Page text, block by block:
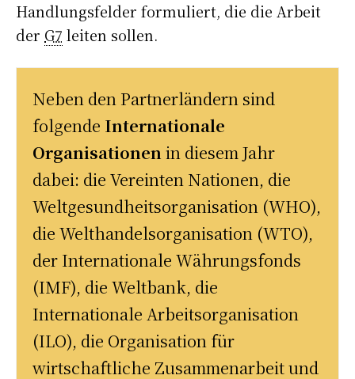
Handlungsfelder formuliert, die die Arbeit
der G7 leiten sollen.
Neben den Partnerländern sind
folgende Internationale
Organisationenin diesem Jahr
dabei: die Vereinten Nationen, die
Weltgesundheitsorganisation (WHO),
die Welthandelsorganisation (WTO),
der Internationale Währungsfonds
(IMF), die Weltbank, die
Internationale Arbeitsorganisation
(ILO), die Organisation für
wirtschaftliche Zusammenarbeit und